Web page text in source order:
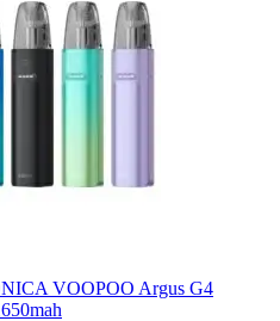
VOOPOO Argus G4